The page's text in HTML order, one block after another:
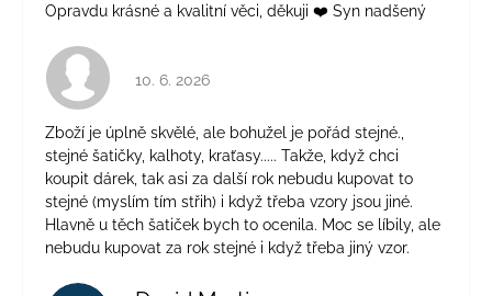
Opravdu krásné a kvalitní věci, děkuji ❤️ Syn nadšený
Hodnocení obchodu je 4 z 5 hvězdiček.
10. 6. 2026
Zboží je úplně skvělé, ale bohužel je pořád stejné.,
stejné šatičky, kalhoty, kraťasy..... Takže, když chci
koupit dárek, tak asi za další rok nebudu kupovat to
stejné (myslím tím střih) i když třeba vzory jsou jiné.
Hlavně u těch šatiček bych to ocenila. Moc se líbily, ale
nebudu kupovat za rok stejné i když třeba jiný vzor.